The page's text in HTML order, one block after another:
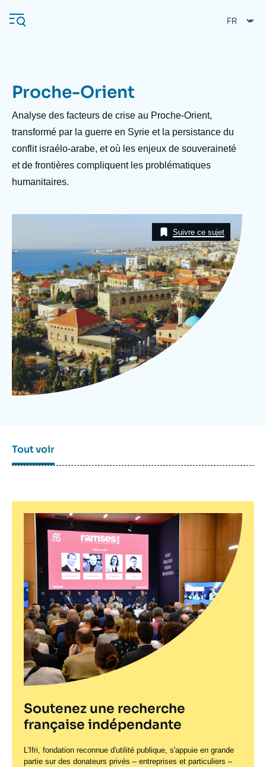
au
contenu
Navigation
principale
L'Ifri
Analyses
Se connecter
Nous soutenir
À propos de l'Ifri
L'Ifri en bref Proche-Orient
Proche-Orient
Description
Analyse des facteurs de crise au Proche-Orient,
transformé par la guerre en Syrie et la persistance du
conflit israélo-arabe, et où les enjeux de souveraineté
et de frontières compliquent les problématiques
humanitaires.
Suivre ce sujet
Tout voir
Soutenez une recherche
française indépendante
L'Ifri, fondation reconnue d'utilité publique, s'appuie en grande
partie sur des donateurs privés – entreprises et particuliers –